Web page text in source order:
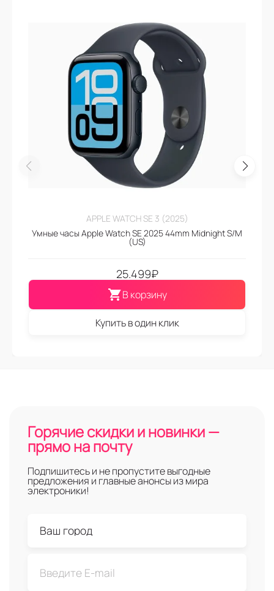
APPLE WATCH SE 3 (2025)
Умные часы Apple Watch SE 2025 44mm Midnight S/M
(US)
25.499₽
В корзину
Купить в один клик
Горячие скидки и новинки —
прямо на почту
Подпишитесь и не пропустите выгодные
предложения и главные анонсы из мира
электроники!